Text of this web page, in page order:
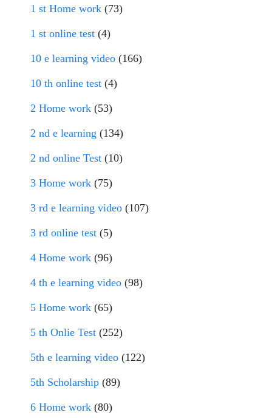
1 st Home work (73)
1 st online test (4)
10 e learning video (166)
10 th online test (4)
2 Home work (53)
2 nd e learning (134)
2 nd online Test (10)
3 Home work (75)
3 rd e learning video (107)
3 rd online test (5)
4 Home work (96)
4 th e learning video (98)
5 Home work (65)
5 th Onlie Test (252)
5th e learning video (122)
5th Scholarship (89)
6 Home work (80)